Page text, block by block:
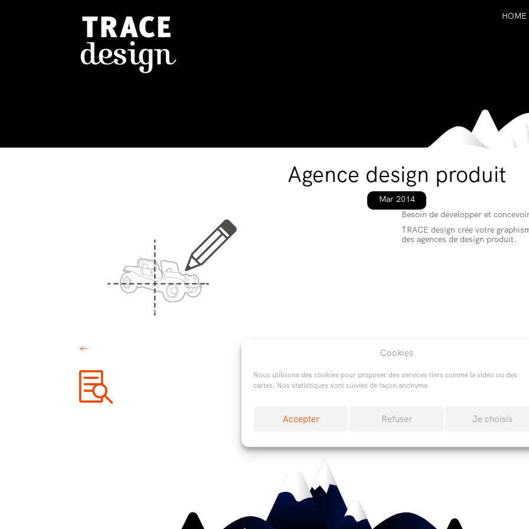
Cookies
Nous utilisons des cookies pour proposer des services tiers comme la vidéo ou des
cartes. Nos statistiques sont suivies de façon anonyme.
Accepter Refuser Je choisis
HOME
Agence design produit
Mar 2014
Besoin de développer et
TRACE design crée votre
des agences de design produit.
←
